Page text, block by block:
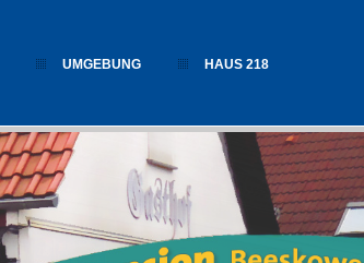
UMGEBUNG HAUS 218